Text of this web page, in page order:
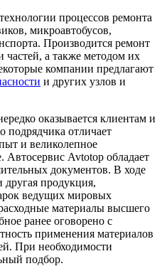
процессов ремонта
микроавтобусов,
Производится ремонт
частей, а также методом их
компании предлагают
и других узлов и
оказывается клиентам и
подрядчика отличает
и великолепное
Автосервис Avtotop обладает
документов. В ходе
другая продукция,
ведущих мировых
материалы высшего
ранее оговорено с
применения материалов
При необходимости
подбор.